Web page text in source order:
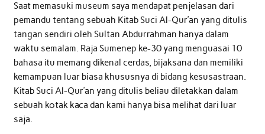
Saat memasuki museum saya mendapat penjelasan dari
pemandu tentang sebuah Kitab Suci Al-Qur’an yang ditulis
tangan sendiri oleh Sultan Abdurrahman hanya dalam
waktu semalam. Raja Sumenep ke-30 yang menguasai 10
bahasa itu memang dikenal cerdas, bijaksana dan memiliki
kemampuan luar biasa khususnya di bidang kesusastraan.
Kitab Suci Al-Qur’an yang ditulis beliau diletakkan dalam
sebuah kotak kaca dan kami hanya bisa melihat dari luar
saja.